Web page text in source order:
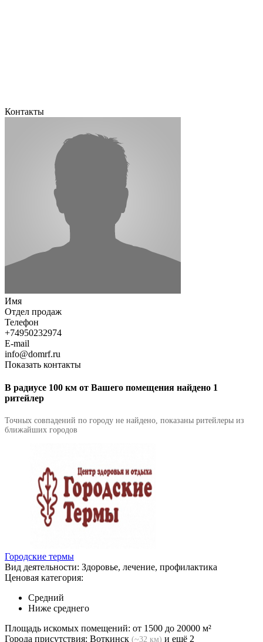
Контакты
Имя
Отдел продаж
Телефон
+74950232974
E-mail
info@domrf.ru
Показать контакты
В радиусе 100 км от Вашего помещения найдено 1
ритейлер
Точных совпадений по городу не найдено, показаны ритейлеры из
ближайших городов
Городские термы
Вид деятельности: Здоровье, лечение, профилактика
Ценовая категория:
Средний
Ниже среднего
Площадь искомых помещений: от 1500 до 20000 м²
Города присутствия: Воткинск (~32 км) и ещё 2